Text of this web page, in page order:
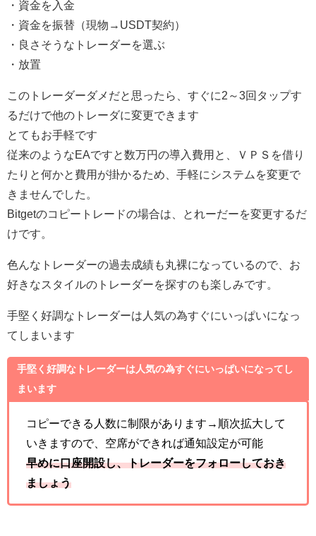
・資金を入金
・資金を振替（現物→USDT契約）
・良さそうなトレーダーを選ぶ
・放置
このトレーダーダメだと思ったら、すぐに2～3回タップす
るだけで他のトレーダに変更できます
とてもお手軽です
従来のようなEAですと数万円の導入費用と、ＶＰＳを借り
たりと何かと費用が掛かるため、手軽にシステムを変更で
きませんでした。
Bitgetのコピートレードの場合は、とれーだーを変更するだ
けです。
色んなトレーダーの過去成績も丸裸になっているので、お
好きなスタイルのトレーダーを探すのも楽しみです。
手堅く好調なトレーダーは人気の為すぐにいっぱいになっ
てしまいます
手堅く好調なトレーダーは人気の為すぐにいっぱいになってし
まいます
コピーできる人数に制限があります→順次拡大して
いきますので、空席ができれば通知設定が可能
早めに口座開設し、トレーダーをフォローしておき
ましょう